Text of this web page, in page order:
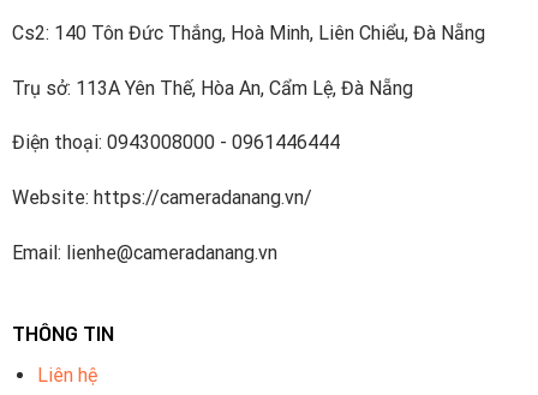
Cs2: 140 Tôn Đức Thắng, Hoà Minh, Liên Chiểu, Đà Nẵng
Trụ sở: 113A Yên Thế, Hòa An, Cẩm Lệ, Đà Nẵng
Điện thoại: 0943008000 - 0961446444
Website: https://cameradanang.vn/
Email: lienhe@cameradanang.vn
THÔNG TIN
Liên hệ